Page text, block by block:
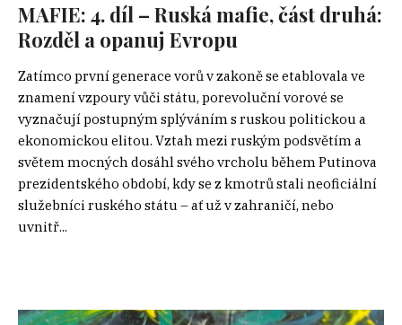
MAFIE: 4. díl – Ruská mafie, část druhá:
Rozděl a opanuj Evropu
Zatímco první generace vorů v zakoně se etablovala ve
znamení vzpoury vůči státu, porevoluční vorové se
vyznačují postupným splýváním s ruskou politickou a
ekonomickou elitou. Vztah mezi ruským podsvětím a
světem mocných dosáhl svého vrcholu během Putinova
prezidentského období, kdy se z kmotrů stali neoficiální
služebníci ruského státu – ať už v zahraničí, nebo
uvnitř...